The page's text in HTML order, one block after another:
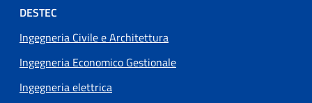
Footer menu
DESTEC
Ingegneria Civile e Architettura
Ingegneria Economico Gestionale
Ingegneria elettrica